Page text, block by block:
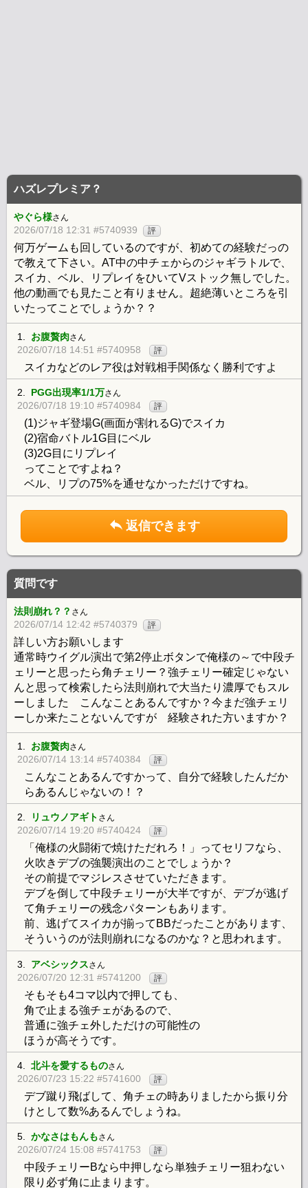
ハズレプレミア？
やぐら様さん
2026/07/18 12:31 #5740939 評
何万ゲームも回しているのですが、初めての経験だっの
で教えて下さい。AT中の中チェからのジャギラトルで、
スイカ、ベル、リプレイをひいてVストック無しでした。
他の動画でも見たこと有りません。超絶薄いところを引
いたってことでしょうか？？
1. お腹贅肉さん
2026/07/18 14:51 #5740958 評
スイカなどのレア役は対戦相手関係なく勝利ですよ
2. PGG出現率1/1万さん
2026/07/18 19:10 #5740984 評
(1)ジャギ登場G(画面が割れるG)でスイカ
(2)宿命バトル1G目にベル
(3)2G目にリプレイ
ってことですよね？
ベル、リプの75%を通せなかっただけですね。
返信できます
質問です
法則崩れ？？ さん
2026/07/14 12:42 #5740379 評
詳しい方お願いします
通常時ウイグル演出で第2停止ボタンで俺様の～で中段チ
ェリーと思ったら角チェリー？強チェリー確定じゃない
んと思って検索したら法則崩れで大当たり濃厚でもスル
ーしました こんなことあるんですか？今まだ強チェリ
ーしか来たことないんですが 経験された方いますか？
1. お腹贅肉さん
2026/07/14 13:14 #5740384 評
こんなことあるんですかって、自分で経験したんだか
らあるんじゃないの！？
2. リュウノアギト さん
2026/07/14 19:20 #5740424 評
「俺様の火闘術で焼けただれろ！」ってセリフなら、
火吹きデブの強襲演出のことでしょうか？
その前提でマジレスさせていただきます。
デブを倒して中段チェリーが大半ですが、デブが逃げ
て角チェリーの残念パターンもあります。
前、逃げてスイカが揃ってBBだったことがあります、
そういうのが法則崩れになるのかな？と思われます。
3. アベシックスさん
2026/07/20 12:31 #5741200 評
そもそも4コマ以内で押しても、
角で止まる強チェがあるので、
普通に強チェ外しただけの可能性の
ほうが高そうです。
4. 北斗を愛するものさん
2026/07/23 15:22 #5741600 評
デブ蹴り飛ばして、角チェの時ありましたから振り分
けとして数%あるんでしょうね。
5. かなさはもんもさん
2026/07/24 15:08 #5741753 評
中段チェリーBなら中押しなら単独チェリー狙わない
限り必ず角に止まります。